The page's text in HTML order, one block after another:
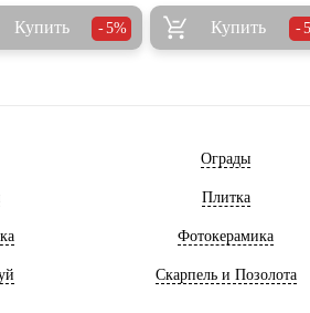
Купить 5% Купить
Ограды
Плитка
Фотокерамика
Скарпель и Позолота